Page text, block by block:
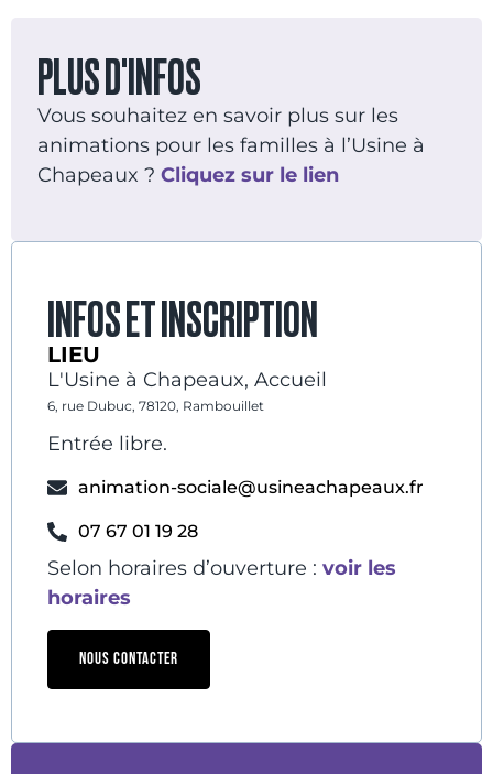
PLUS D'INFOS
Vous souhaitez en savoir plus sur les
animations pour les familles à l’Usine à
Chapeaux ? Cliquez sur le lien
INFOS ET INSCRIPTION
LIEU
L'Usine à Chapeaux, Accueil
6, rue Dubuc, 78120, Rambouillet
Entrée libre.
animation-sociale@usineachapeaux.fr
07 67 01 19 28
Selon horaires d’ouverture : voir les
horaires
NOUS CONTACTER